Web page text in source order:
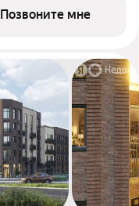
Позвоните мне